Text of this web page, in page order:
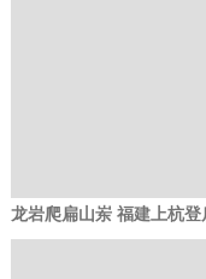
龙岩爬扁山岽 福建上杭